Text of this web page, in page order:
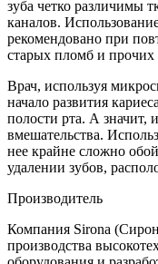
зуба четко различимы
каналов.
рекомендовано при
старых пломб и прочих
Врач, используя
начало развития
полости рта. А значит,
вмешательства.
нее крайне сложно
удалении зубов,
Производитель
Компания Sirona
производства